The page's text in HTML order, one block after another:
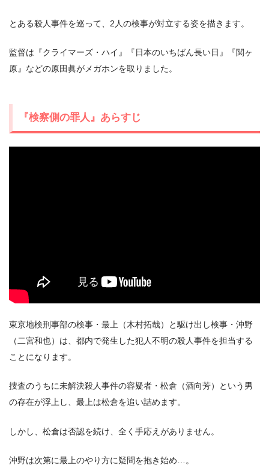
Hulu
Netflix
U-NEXT
とある殺人事件を巡って、2人の検事が対立する姿を描きます。
監督は『クライマーズ・ハイ』『日本のいちばん長い日』『関ヶ
原』などの原田眞がメガホンを取りました。
『検察側の罪人』あらすじ
東京地検刑事部の検事・最上（木村拓哉）と駆け出し検事・沖野
（二宮和也）は、都内で発生した犯人不明の殺人事件を担当する
ことになります。
捜査のうちに未解決殺人事件の容疑者・松倉（酒向芳）という男
の存在が浮上し、最上は松倉を追い詰めます。
しかし、松倉は否認を続け、全く手応えがありません。
沖野は次第に最上のやり方に疑問を抱き始め…。